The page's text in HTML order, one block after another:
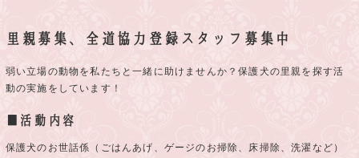
里親募集、全道協力登録スタッフ募集中
弱い立場の動物を私たちと一緒に助けませんか？保護犬の里親を探す活
動の実施をしています！
■活動内容
保護犬のお世話係（ごはんあげ、ゲージのお掃除、床掃除、洗濯など）